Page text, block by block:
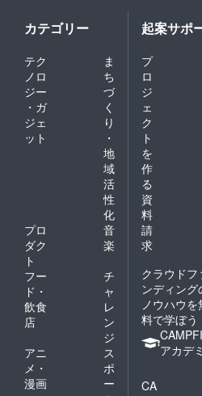
カテゴリー
テク
ノロ
ジー
・ガ
ジェ
ット
ま
ち
づ
く
り
・
地
域
活
性
化
プロ
ダク
ト
音
楽
フー
ド・
飲食
店
チ
ャ
レ
ン
ジ
アニ
メ・
漫画
ス
ポ
ー
起案サポ
プ
ロ
ジ
ェ
ク
ト
を
作
る
資
料
請
求
クラウドフ
ンディング
ノウハウを
料で学ぼう
アカデ
CA